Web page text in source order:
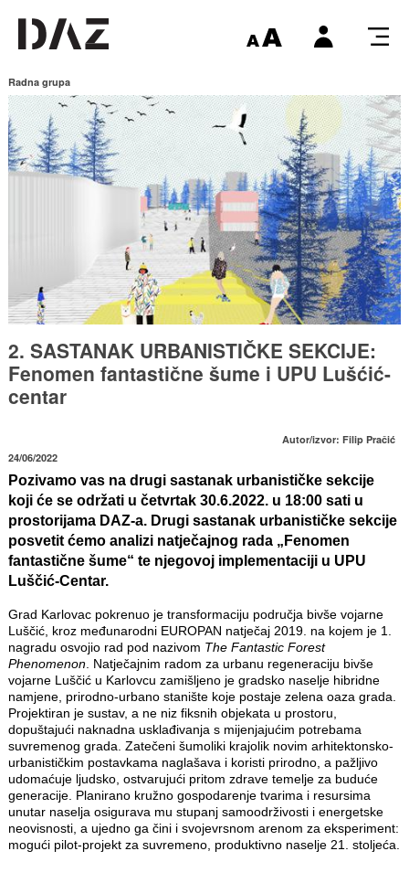
Radna grupa
2. SASTANAK URBANISTIČKE SEKCIJE:
Fenomen fantastične šume i UPU Lušćić-
centar
Autor/izvor: Filip Pračić
24/06/2022
Pozivamo vas na drugi sastanak urbanističke sekcije
koji će se održati u četvrtak 30.6.2022. u 18:00 sati u
prostorijama DAZ-a. Drugi sastanak urbanističke sekcije
posvetit ćemo analizi natječajnog rada „Fenomen
fantastične šume“ te njegovoj implementaciji u UPU
Luščić-Centar.
Grad Karlovac pokrenuo je transformaciju područja bivše vojarne
Luščić, kroz međunarodni EUROPAN natječaj 2019. na kojem je 1.
nagradu osvojio rad pod nazivom The Fantastic Forest
Phenomenon. Natječajnim radom za urbanu regeneraciju bivše
vojarne Luščić u Karlovcu zamišljeno je gradsko naselje hibridne
namjene, prirodno-urbano stanište koje postaje zelena oaza grada.
Projektiran je sustav, a ne niz fiksnih objekata u prostoru,
dopuštajući naknadna usklađivanja s mijenjajućim potrebama
suvremenog grada. Zatečeni šumoliki krajolik novim arhitektonsko-
urbanističkim postavkama naglašava i koristi prirodno, a pažljivo
udomaćuje ljudsko, ostvarujući pritom zdrave temelje za buduće
generacije. Planirano kružno gospodarenje tvarima i resursima
unutar naselja osigurava mu stupanj samoodrživosti i energetske
neovisnosti, a ujedno ga čini i svojevrsnom arenom za eksperiment:
mogući pilot-projekt za suvremeno, produktivno naselje 21. stoljeća.